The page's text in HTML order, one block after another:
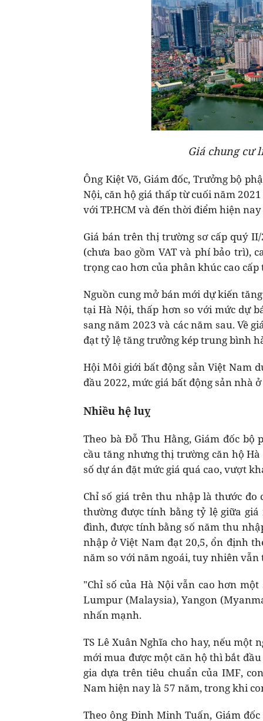
Giá chung cư
Ông Kiệt Võ, Giám đốc, Trưởng bộ
Nội, căn hộ giá thấp từ cuối năm
với TP.HCM và đến thời điểm hiện
Giá bán trên thị trường sơ cấp quý
(chưa bao gồm VAT và phí bảo trì),
trọng cao hơn của phân khúc cao
Nguồn cung mở bán mới dự kiến
tại Hà Nội, thấp hơn so với mức dự
sang năm 2023 và các năm sau. Về
đạt tỷ lệ tăng trưởng kép trung bình
Hội Môi giới bất động sản Việt Nam
đầu 2022, mức giá bất động sản nhà
Nhiều hệ luỵ
Theo bà Đỗ Thu Hằng, Giám đốc
cầu tăng nhưng thị trường căn hộ
số dự án đặt mức giá quá cao, vượt
Chỉ số giá trên thu nhập là thước đo
thường được tính bằng tỷ lệ giữa
đình, được tính bằng số năm thu
nhập ở Việt Nam đạt 20,5, ổn định
năm so với năm ngoái, tuy nhiên vẫn
"Chỉ số của Hà Nội vẫn cao hơn
Lumpur (Malaysia), Yangon
nhấn mạnh.
TS Lê Xuân Nghĩa cho hay, nếu một
mới mua được một căn hộ thì bắt
gia dựa trên tiêu chuẩn của IMF,
Nam hiện nay là 57 năm, trong khi
Theo ông Đinh Minh Tuấn, Giám